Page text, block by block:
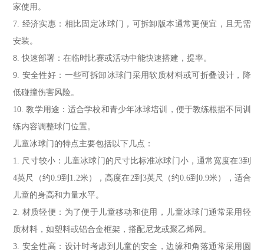
家使用。
7. 经济实惠：相比固定冰球门，可拆卸版本通常更便宜，且无需
安装。
8. 快速部署：在临时比赛或活动中能快速搭建，提率。
9. 安全性好：一些可拆卸冰球门采用软质材料或可折叠设计，降
低碰撞伤害风险。
10. 教学用途：适合学校和青少年冰球培训，便于教练根据不同训
练内容调整球门位置。
儿童冰球门的特点主要包括以下几点：
1. 尺寸较小：儿童冰球门的尺寸比标准冰球门小，通常宽度在3到
4英尺（约0.9到1.2米），高度在2到3英尺（约0.6到0.9米），适合
儿童的身高和力量水平。
2. 材质轻便：为了便于儿童移动和使用，儿童冰球门通常采用轻
质材料，如塑料或铝合金框架，搭配尼龙或聚乙烯网。
3. 安全性高：设计时考虑到儿童的安全，边缘和角落通常采用圆